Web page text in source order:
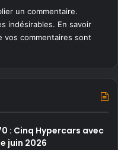
un commentaire.
indésirables. En savoir
vos commentaires sont
: Cinq Hypercars avec
juin 2026